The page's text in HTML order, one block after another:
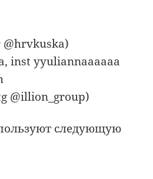
@hrvkuska)
inst yyuliannaaaaaa
@illion_group)
следующую